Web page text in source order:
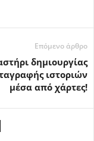
Επόμενο άρθρο
δημιουργίας
ιστοριών
μέσα από χάρτες!